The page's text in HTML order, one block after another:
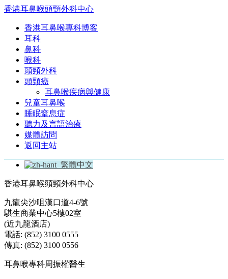
香港耳鼻喉頭頸外科中心
香港耳鼻喉專科博客
耳科
鼻科
喉科
頭頸外科
頭頸癌
耳鼻喉疾病與健康
兒童耳鼻喉
睡眠窒息症
聽力及言語治療
媒體訪問
返回主站
繁體中文
香港耳鼻喉頭頸外科中心
九龍尖沙咀漢口道4-6號
騏生商業中心5樓02室
(近九龍酒店)
電話: (852) 3100 0555
傳真: (852) 3100 0556
耳鼻喉專科周振權醫生